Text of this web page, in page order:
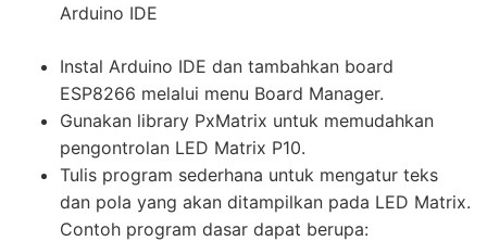
Arduino IDE
Instal Arduino IDE dan tambahkan board
ESP8266 melalui menu Board Manager.
Gunakan library PxMatrix untuk memudahkan
pengontrolan LED Matrix P10.
Tulis program sederhana untuk mengatur teks
dan pola yang akan ditampilkan pada LED Matrix.
Contoh program dasar dapat berupa: